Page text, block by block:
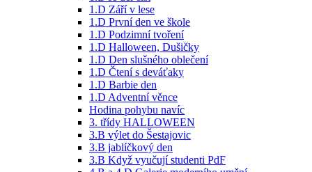
1.D Září v lese
1.D První den ve škole
1.D Podzimní tvoření
1.D Halloween, Dušičky
1.D Den slušného oblečení
1.D Čtení s deváťaky
1.D Barbie den
1.D Adventní věnce
Hodina pohybu navíc
3. třídy HALLOWEEN
3.B výlet do Šestajovic
3.B jablíčkový den
3.B Když vyučují studenti PdF